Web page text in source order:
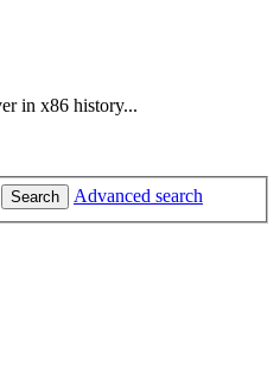
in x86 history...
Search Advanced search